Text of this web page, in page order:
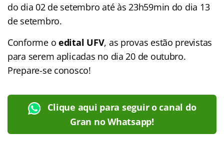
do dia 02 de setembro até às 23h59min do dia 13
de setembro.
Conforme oedital UFV, as provas estão previstas
para serem aplicadas no dia 20 de outubro.
Prepare-se conosco!
Clique aqui para seguir o canal do
Gran no Whatsapp!